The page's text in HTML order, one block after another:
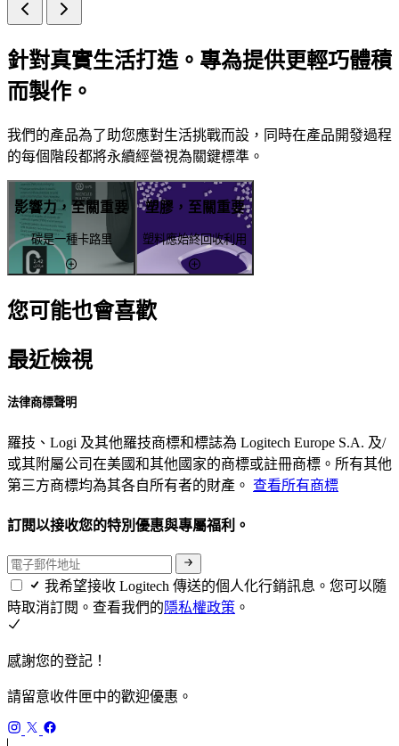
針對真實生活打造。專為提供更輕巧體積
而製作。
我們的產品為了助您應對生活挑戰而設，同時在產品開發過程
的每個階段都將永續經營視為關鍵標準。
影響力，至關重要
碳是一種卡路里
塑膠，至關重要
塑料應始終回收利用
您可能也會喜歡
最近檢視
法律商標聲明
羅技、Logi 及其他羅技商標和標誌為 Logitech Europe S.A. 及/
或其附屬公司在美國和其他國家的商標或註冊商標。所有其他
第三方商標均為其各自所有者的財產。 查看所有商標
訂閱以接收您的特別優惠與專屬福利。
我希望接收 Logitech 傳送的個人化行銷訊息。您可以隨
時取消訂閱。查看我們的隱私權政策 。
感謝您的登記！
請留意收件匣中的歡迎優惠。